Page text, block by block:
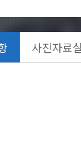
-08.27 ~
-08.31 ~